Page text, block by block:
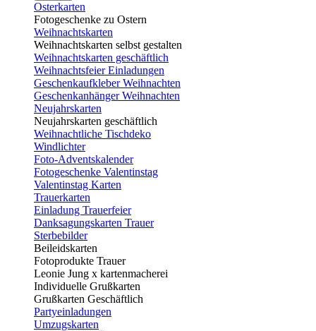
Osterkarten
Fotogeschenke zu Ostern
Weihnachtskarten
Weihnachtskarten selbst gestalten
Weihnachtskarten geschäftlich
Weihnachtsfeier Einladungen
Geschenkaufkleber Weihnachten
Geschenkanhänger Weihnachten
Neujahrskarten
Neujahrskarten geschäftlich
Weihnachtliche Tischdeko
Windlichter
Foto-Adventskalender
Fotogeschenke Valentinstag
Valentinstag Karten
Trauerkarten
Einladung Trauerfeier
Danksagungskarten Trauer
Sterbebilder
Beileidskarten
Fotoprodukte Trauer
Leonie Jung x kartenmacherei
Individuelle Grußkarten
Grußkarten Geschäftlich
Partyeinladungen
Umzugskarten